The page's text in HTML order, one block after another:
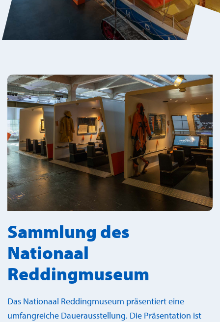
Sammlung des
Nationaal
Reddingmuseum
Das Nationaal Reddingmuseum präsentiert eine
umfangreiche Dauerausstellung. Die Präsentation ist